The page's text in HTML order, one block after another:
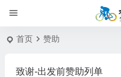
首页 赞助
致谢-出发前赞助列单